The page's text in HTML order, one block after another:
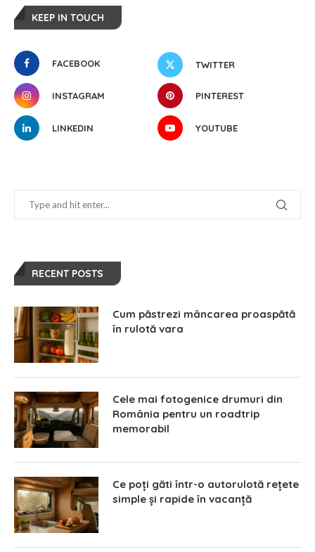
KEEP IN TOUCH
FACEBOOK TWITTER
INSTAGRAM PINTEREST
LINKEDIN YOUTUBE
RECENT POSTS
Cum păstrezi mâncarea proaspătă
în rulotă vara
Cele mai fotogenice drumuri din
România pentru un roadtrip
memorabil
Ce poți găti într-o autorulotă rețete
simple și rapide în vacanță